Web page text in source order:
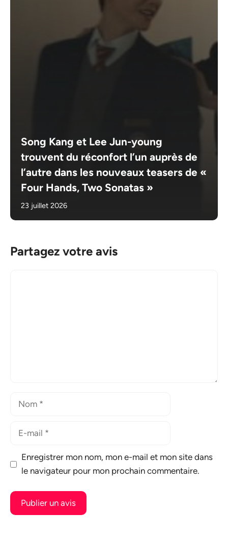
Song Kang et Lee Jun-young
trouvent du réconfort l’un auprès de
l’autre dans les nouveaux teasers de «
Four Hands, Two Sonatas »
23 juillet 2026
Partagez votre avis
Nom
Enregistrer mon nom, mon e-mail et mon site dans
le navigateur pour mon prochain commentaire.